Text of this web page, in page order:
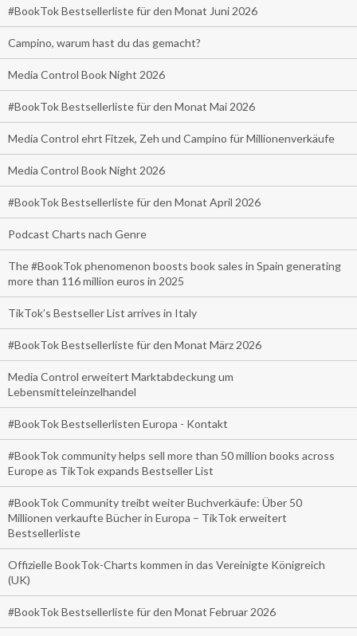
#BookTok Bestsellerliste für den Monat Juni 2026
Campino, warum hast du das gemacht?
Media Control Book Night 2026
#BookTok Bestsellerliste für den Monat Mai 2026
Media Control ehrt Fitzek, Zeh und Campino für Millionenverkäufe
Media Control Book Night 2026
#BookTok Bestsellerliste für den Monat April 2026
Podcast Charts nach Genre
The #BookTok phenomenon boosts book sales in Spain generating
more than 116 million euros in 2025
TikTok’s Bestseller List arrives in Italy
#BookTok Bestsellerliste für den Monat März 2026
Media Control erweitert Marktabdeckung um
Lebensmitteleinzelhandel
#BookTok Bestsellerlisten Europa - Kontakt
#BookTok community helps sell more than 50 million books across
Europe as TikTok expands Bestseller List
#BookTok Community treibt weiter Buchverkäufe: Über 50
Millionen verkaufte Bücher in Europa – TikTok erweitert
Bestsellerliste
Offizielle BookTok-Charts kommen in das Vereinigte Königreich
(UK)
#BookTok Bestsellerliste für den Monat Februar 2026